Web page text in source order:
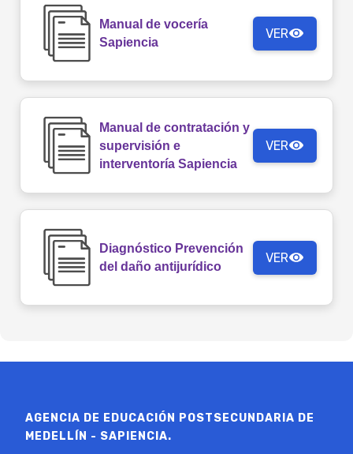
Manual de vocería
Sapiencia
VER
Manual de contratación y
supervisión e
interventoría Sapiencia
VER
Diagnóstico Prevención
del daño antijurídico
VER
AGENCIA DE EDUCACIÓN POSTSECUNDARIA DE
MEDELLÍN - SAPIENCIA.